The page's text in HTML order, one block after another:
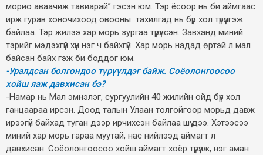
морио аваачиж тавиарай” гэсэн юм. Тэр ёсоор нь би аймгаас
ирж гурав хоночихоод овооны тахилгад нь бүр хол түрүүлгэж
байлаа. Тэр жилээ хар морь зургаа түрүүлсэн. Завханд миний
тэрийг мэдэхгүй хүн нэг ч байхгүй. Хар морь надад өртэй л мал
байсан байх гэж би боддог юм.
-Уралдсан болгондоо түрүүлдэг байж. Соёолонгоосоо
хойш яаж давхисан бэ?
-Намар нь Мал эмнэлэг, сургуулийн 40 жилийн ойд бүр хол
ганцаараа ирсэн. Доод талын Улаан толгойгоор морьд давж
ирээгүй байхад туган дээр ирчихсэн байлаа шүү дээ. Хэтээсээ
миний хар морь гараа муутай, нас нийлээд аймагт л
давхисан. Соёолонгоосоо хойш аймагт хоёр түрүүлж, нэг аман